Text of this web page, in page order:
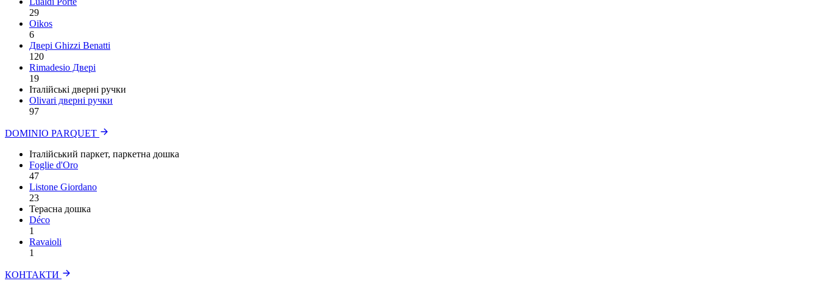
29
Oikos
6
Двері Ghizzi Benatti
120
Rimadesio Двері
19
Італійські дверні ручки
Olivari дверні ручки
97
DOMINIO PARQUET
Італійський паркет, паркетна дошка
Foglie d'Oro
47
Listone Giordano
23
Терасна дошка
Déco
1
Ravaioli
1
КОНТАКТИ